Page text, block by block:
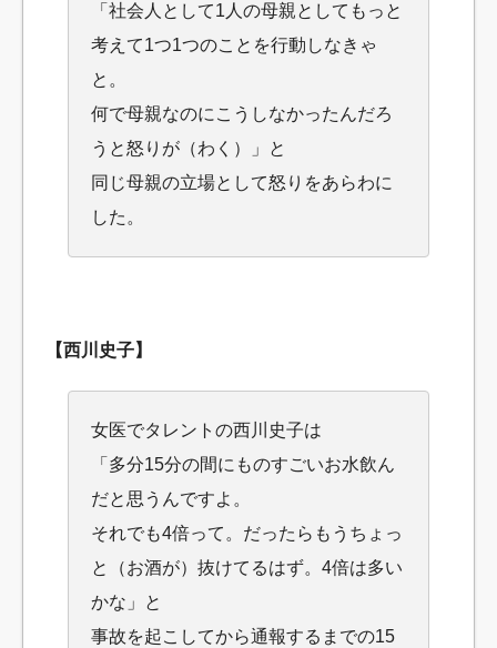
「社会人として1人の母親としてもっと
考えて1つ1つのことを行動しなきゃ
と。
何で母親なのにこうしなかったんだろ
うと怒りが（わく）」と
同じ母親の立場として怒りをあらわに
した。
【西川史子】
女医でタレントの西川史子は
「多分15分の間にものすごいお水飲ん
だと思うんですよ。
それでも4倍って。だったらもうちょっ
と（お酒が）抜けてるはず。4倍は多い
かな」と
事故を起こしてから通報するまでの15